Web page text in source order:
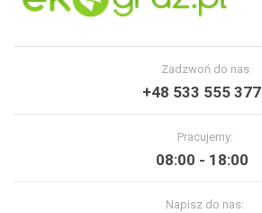
Zadzwoń do nas
+48 533 555 377
Pracujemy:
08:00 - 18:00
Napisz do nas: